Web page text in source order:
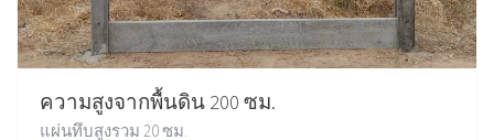
ความสูงจากพื้นดิน 200 ซม.
แผ่นทึบสูงรวม 20 ซม.